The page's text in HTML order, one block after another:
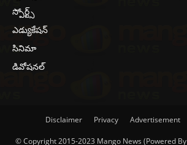
స్పోర్ట్స్
ఎడ్యుకేషన్
సినిమా
డివోషనల్
Disclaimer Privacy Advertisement
© Copyright 2015-2023 Mango News (Powered By